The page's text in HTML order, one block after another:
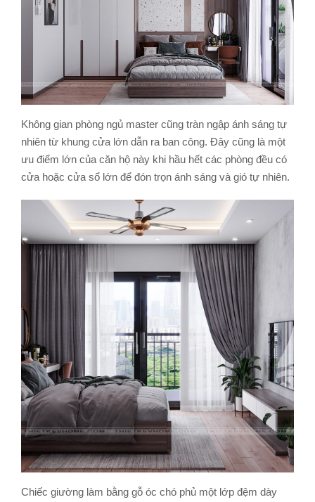
Không gian phòng ngủ master cũng tràn ngập ánh sáng tự
nhiên từ khung cửa lớn dẫn ra ban công. Đây cũng là một
ưu điểm lớn của căn hộ này khi hầu hết các phòng đều có
cửa hoặc cửa sổ lớn để đón trọn ánh sáng và gió tự nhiên.
Chiếc giường làm bằng gỗ óc chó phủ một lớp đệm dày